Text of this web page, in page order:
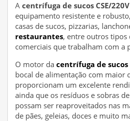
A centrífuga de sucos CSE/220V
equipamento resistente e
casas de sucos, pizzarias,
restaurantes, entre outros tipos
comerciais que trabalham com a
O motor da centrífuga de sucos
bocal de alimentação com maior
proporcionam um excelente
ainda que os resíduos e sobras
possam ser reaproveitados nas
de pães, geleias, doces e muito